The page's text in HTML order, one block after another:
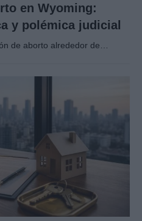
en Wyoming:
y polémica judicial
de aborto alrededor de…